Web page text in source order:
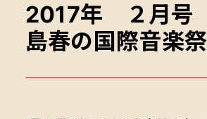
2017年 ２月号
島春の国際音楽